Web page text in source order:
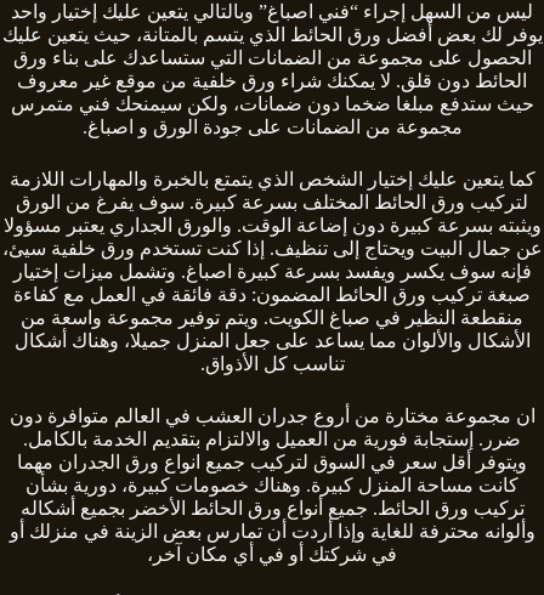
ليس من السهل إجراء “فني اصباغ” وبالتالي يتعين عليك إختيار واحد
يوفر لك بعض أفضل ورق الحائط الذي يتسم بالمتانة، حيث يتعين عليك
الحصول على مجموعة من الضمانات التي ستساعدك على بناء ورق
الحائط دون قلق. لا يمكنك شراء ورق خلفية من موقع غير معروف
حيث ستدفع مبلغا ضخما دون ضمانات، ولكن سيمنحك فني متمرس
مجموعة من الضمانات على جودة الورق و اصباغ.
كما يتعين عليك إختيار الشخص الذي يتمتع بالخبرة والمهارات اللازمة
لتركيب ورق الحائط المختلف بسرعة كبيرة. سوف يفرغ من الورق
ويثبته بسرعة كبيرة دون إضاعة الوقت. والورق الجداري يعتبر مسؤولا
عن جمال البيت ويحتاج إلى تنظيف. إذا كنت تستخدم ورق خلفية سيئ،
فإنه سوف يكسر ويفسد بسرعة كبيرة اصباغ. وتشمل ميزات إختيار
صبغة تركيب ورق الحائط المضمون: دقة فائقة في العمل مع كفاءة
منقطعة النظير في صباغ الكويت. ويتم توفير مجموعة واسعة من
الأشكال والألوان مما يساعد على جعل المنزل جميلا، وهناك أشكال
تناسب كل الأذواق.
ان مجموعة مختارة من أروع جدران العشب في العالم متوافرة دون
ضرر. إستجابة فورية من العميل والالتزام بتقديم الخدمة بالكامل.
ويتوفر أقل سعر في السوق لتركيب جميع انواع ورق الجدران مهما
كانت مساحة المنزل كبيرة. وهناك خصومات كبيرة، دورية بشأن
تركيب ورق الحائط. جميع أنواع ورق الحائط الأخضر بجميع أشكاله
وألوانه محترفة للغاية وإذا أردت أن تمارس بعض الزينة في منزلك أو
في شركتك أو في أي مكان آخر،